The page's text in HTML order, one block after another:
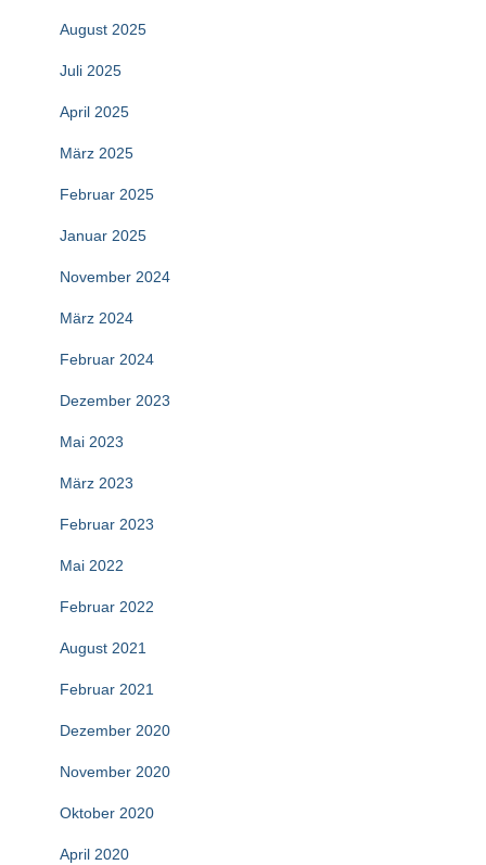
August 2025
Juli 2025
April 2025
März 2025
Februar 2025
Januar 2025
November 2024
März 2024
Februar 2024
Dezember 2023
Mai 2023
März 2023
Februar 2023
Mai 2022
Februar 2022
August 2021
Februar 2021
Dezember 2020
November 2020
Oktober 2020
April 2020